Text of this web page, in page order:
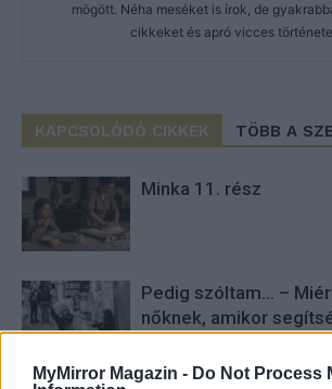
MyMirror Magazin - Do Not Process
mögött. Néha meséket is írok, de
cikkeket és apró vicces
KAPCSOLÓDÓ CIKKEK TÖBB A
Minka 11. rész
Pedig szóltam… –
nőknek, amikor